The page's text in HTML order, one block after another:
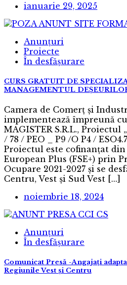
ianuarie 29, 2025
Anunțuri
Proiecte
În desfășurare
CURS GRATUIT DE
MANAGEMENTUL
Camera de Comerț și
implementează împreună
MAGISTER S.R.L., Proiectul
/ 78 / PEO _ P9 /O P4 /
Proiectul este cofinanţat
European Plus (FSE+) prin
Ocupare 2021-2027 și se
Centru, Vest și Sud Vest […]
noiembrie 18, 2024
Anunțuri
În desfășurare
Comunicat Presă -Angajați
Regiunile Vest și Centru